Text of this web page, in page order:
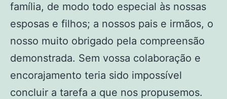
família, de modo todo especial às nossas
esposas e filhos; a nossos pais e irmãos, o
nosso muito obrigado pela compreensão
demonstrada. Sem vossa colaboração e
encorajamento teria sido impossível
concluir a tarefa a que nos propusemos.